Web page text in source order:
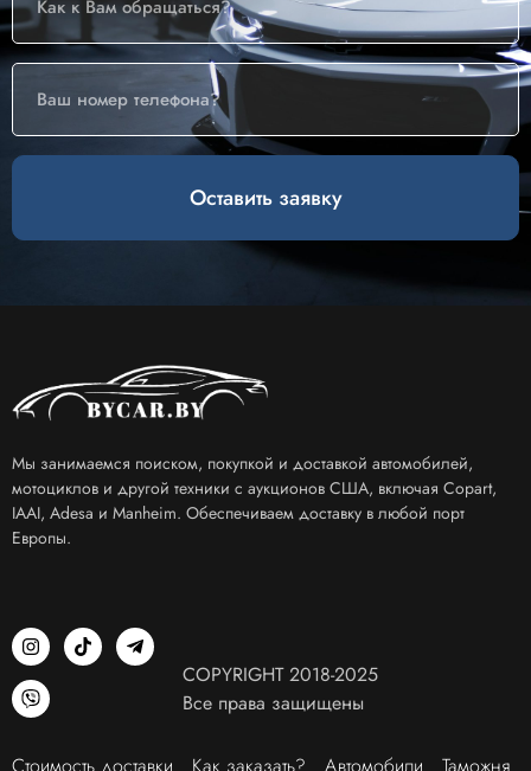
Оставить заявку
Мы занимаемся поиском, покупкой и доставкой автомобилей,
мотоциклов и другой техники с аукционов США, включая Copart,
IAAI, Adesa и Manheim. Обеспечиваем доставку в любой порт
Европы.
COPYRIGHT 2018-2025
Все права защищены